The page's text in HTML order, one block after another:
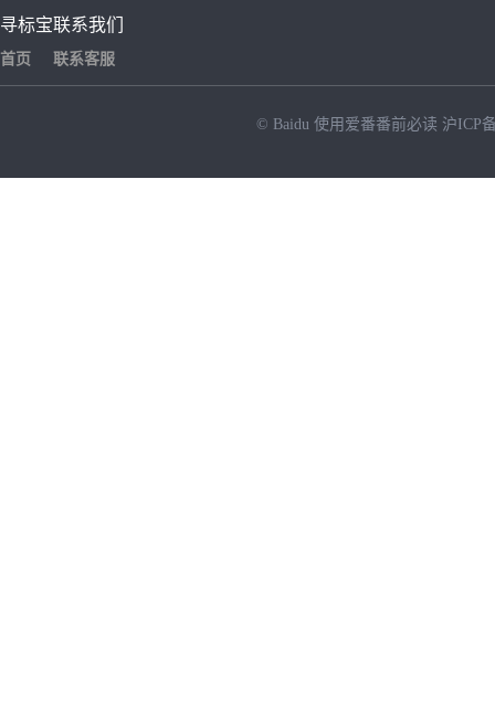
寻标宝
首页
联系我们
联系客服
© Baidu 使用爱番番前必读 沪ICP